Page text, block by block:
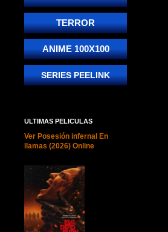
TERROR
ANIME 100X100
SERIES PEELINK
ULTIMAS PELICULAS
Ver Posesión infernal En
llamas (2026) Online